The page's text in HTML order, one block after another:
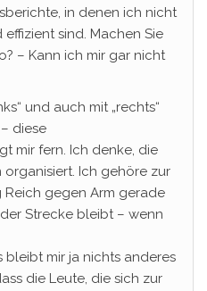
in denen ich nicht
sind. Machen Sie
– Kann ich mir gar nicht
und auch mit „rechts“
diese
mir fern. Ich denke, die
Ich gehöre zur
Reich gegen Arm gerade
Strecke bleibt – wenn
bleibt mir ja nichts anderes
die Leute, die sich zur